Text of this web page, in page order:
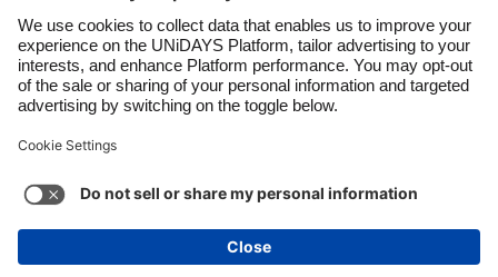
Contatti Aziende Stampa Lavora con noi
Impostazioni dei cookie Informativa sulla Privacy
Accessibilità Trasparenza Italia